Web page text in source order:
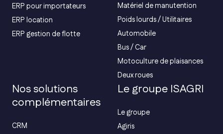
ERP pour importateurs
ERP location
ERP gestion de flotte
Matériel de manutention
Poids lourds / Utilitaires
Automobile
Bus / Car
Motoculture de plaisances
Deux roues
Nos solutions
complémentaires
CRM
Le groupe ISAGRI
Le groupe
Agiris